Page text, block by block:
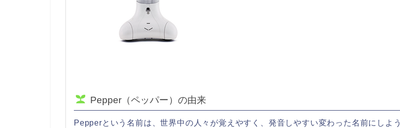
Pepper（ペッパー）の由来
Pepperという名前は、世界中の人々が覚えやすく、発音しやすい変わった名前にしよう